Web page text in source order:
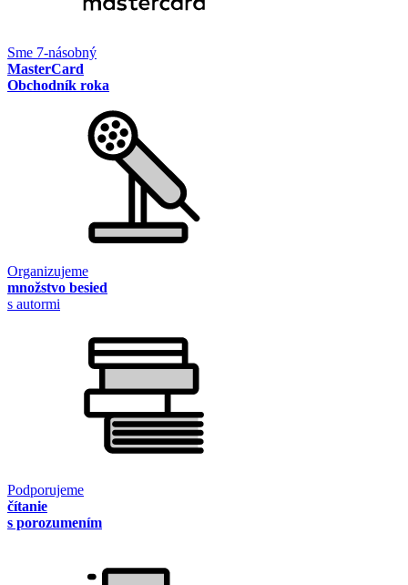
Sme 7-násobný
MasterCard
Obchodník roka
Organizujeme
množstvo besied
s autormi
Podporujeme
čítanie
s porozumením